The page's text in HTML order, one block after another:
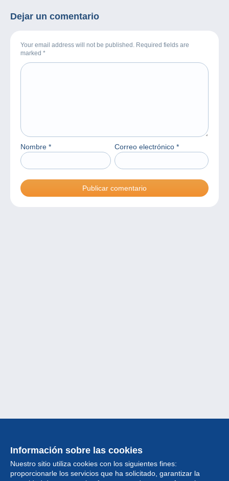
Dejar un comentario
Your email address will not be published. Required fields are
marked *
Nombre * Correo electrónico *
Información sobre las cookies
Nuestro sitio utiliza cookies con los siguientes fines:
proporcionarle los servicios que ha solicitado, garantizar la